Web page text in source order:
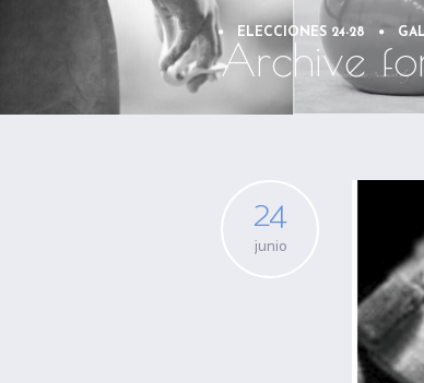
ELECCIONES 24-28
Archive
24
junio